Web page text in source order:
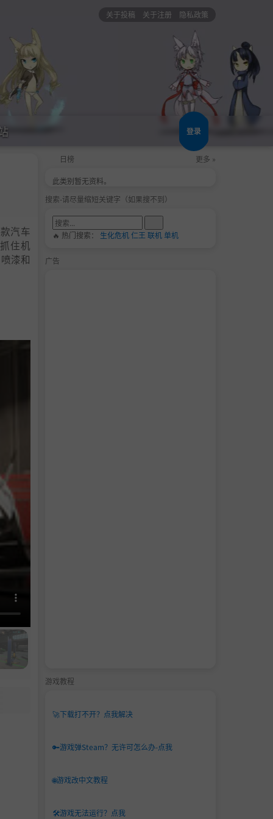
关于投稿 关于注册 隐私政策
登录
汽车
住机
漆和
日榜 更多 »
此类别暂无资料。
搜索-请尽量缩短关键字（如果搜不到）
🔥 热门搜索： 生化危机仁王 联机单机
广告
游戏教程
🚀下载打不开？点我解决
🔑游戏弹Steam？无许可怎么办-点我
🌐游戏改中文教程
🛠️游戏无法运行？点我